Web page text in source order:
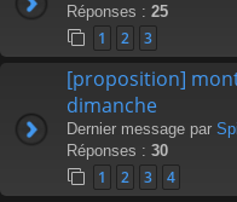
Réponses : 25
1 2 3
[proposition]
dimanche
Dernier message par
Réponses : 30
1 2 3 4